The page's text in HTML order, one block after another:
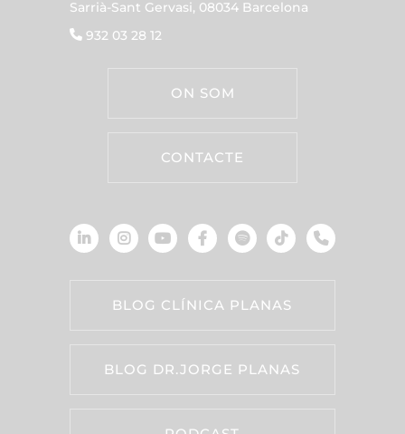
Sarrià-Sant Gervasi, 08034 Barcelona
932 03 28 12
ON SOM
CONTACTE
BLOG CLÍNICA PLANAS
BLOG DR.JORGE PLANAS